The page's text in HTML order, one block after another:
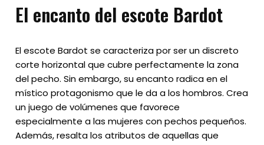
El encanto del escote Bardot
El escote Bardot se caracteriza por ser un discreto
corte horizontal que cubre perfectamente la zona
del pecho. Sin embargo, su encanto radica en el
místico protagonismo que le da a los hombros. Crea
un juego de volúmenes que favorece
especialmente a las mujeres con pechos pequeños.
Además, resalta los atributos de aquellas que